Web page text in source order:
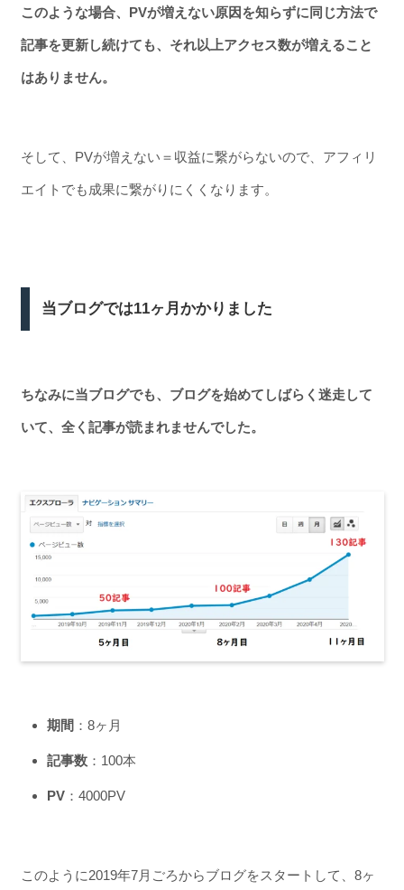
このような場合、PVが増えない原因を知らずに同じ方法で
記事を更新し続けても、それ以上アクセス数が増えること
はありません。
そして、PVが増えない＝収益に繋がらないので、アフィリ
エイトでも成果に繋がりにくくなります。
当ブログでは11ヶ月かかりました
ちなみに当ブログでも、ブログを始めてしばらく迷走して
いて、全く記事が読まれませんでした。
期間 ：8ヶ月
記事数：100本
PV：4000PV
このように2019年7月ごろからブログをスタートして、8ヶ